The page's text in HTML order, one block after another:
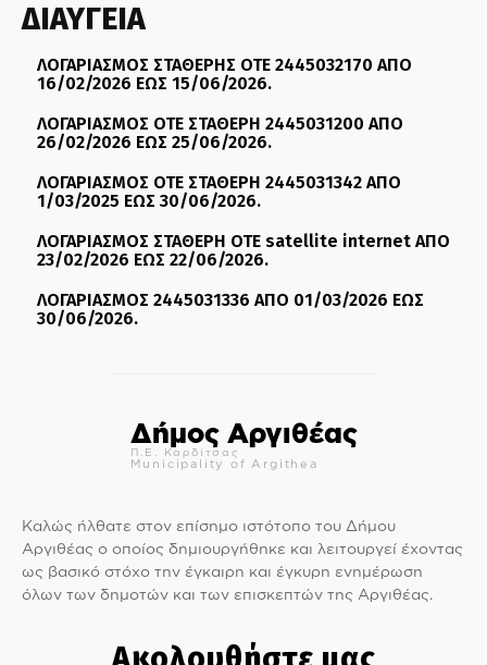
ΔΙΑΥΓΕΙΑ
ΛΟΓΑΡΙΑΣΜΟΣ ΣΤΑΘΕΡΗΣ ΟΤΕ 2445032170 ΑΠΟ
16/02/2026 ΕΩΣ 15/06/2026.
ΛΟΓΑΡΙΑΣΜΟΣ ΟΤΕ ΣΤΑΘΕΡΗ 2445031200 ΑΠΟ
26/02/2026 ΕΩΣ 25/06/2026.
ΛΟΓΑΡΙΑΣΜΟΣ ΟΤΕ ΣΤΑΘΕΡΗ 2445031342 ΑΠΟ
1/03/2025 ΕΩΣ 30/06/2026.
ΛΟΓΑΡΙΑΣΜΟΣ ΣΤΑΘΕΡΗ ΟΤΕ satellite internet ΑΠΟ
23/02/2026 ΕΩΣ 22/06/2026.
ΛΟΓΑΡΙΑΣΜΟΣ 2445031336 ΑΠΟ 01/03/2026 ΕΩΣ
30/06/2026.
Δήμος Αργιθέας
Π.Ε. Καρδίτσας
Municipality of Argithea
Καλώς ήλθατε στον επίσημο ιστότοπο του Δήμου
Αργιθέας ο οποίος δημιουργήθηκε και λειτουργεί έχοντας
ως βασικό στόχο την έγκαιρη και έγκυρη ενημέρωση
όλων των δημοτών και των επισκεπτών της Αργιθέας.